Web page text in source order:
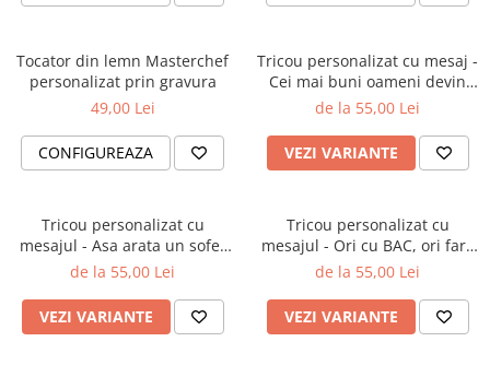
Tocator din lemn Masterchef
personalizat prin gravura
49,00 Lei
CONFIGUREAZA
Tricou personalizat cu mesaj -
Cei mai buni oameni devin
mecanici
de la 55,00 Lei
VEZI VARIANTE
Tricou personalizat cu
mesajul - Asa arata un sofer
adevarat
de la 55,00 Lei
VEZI VARIANTE
Tricou personalizat cu
mesajul - Ori cu BAC, ori fara
BAC
de la 55,00 Lei
VEZI VARIANTE